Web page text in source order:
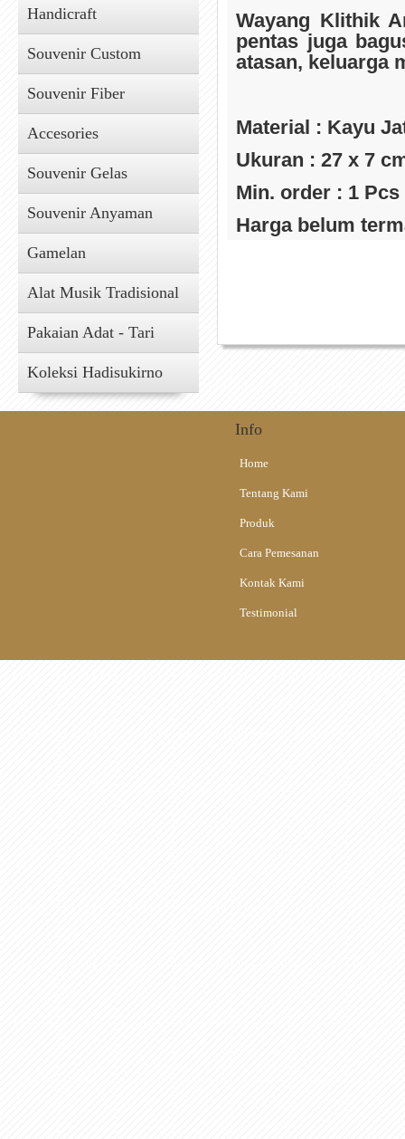
Handicraft
Souvenir Custom
Souvenir Fiber
Accesories
Souvenir Gelas
Souvenir Anyaman
Gamelan
Alat Musik Tradisional
Pakaian Adat - Tari
Koleksi Hadisukirno
Wayang Klithik
pentas juga
atasan, keluarga
Material : Kayu
Ukuran : 27 x 7
Min. order : 1 Pcs
Harga belum
Info
Home
Tentang Kami
Produk
Cara Pemesanan
Kontak Kami
Testimonial